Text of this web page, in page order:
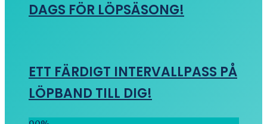
DAGS FÖR LÖPSÄSONG!
ETT FÄRDIGT INTERVALLPASS PÅ
LÖPBAND TILL DIG!